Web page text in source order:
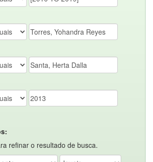
refinar o resultado de busca.